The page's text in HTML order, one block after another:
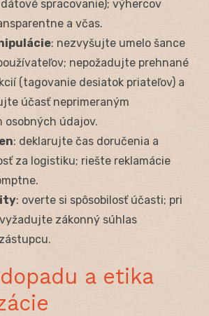
spracovanie); výhercov
a včas.
: nezvyšujte umelo šance
nepožadujte prehnané
(tagovanie desiatok priateľov) a
účasť neprimeraným
osobných údajov.
: deklarujte čas doručenia a
za logistiku; riešte reklamácie
: overte si spôsobilosť účasti; pri
zákonný súhlas
a etika